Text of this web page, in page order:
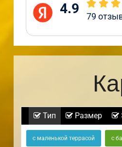
4.9 79
Тип Размер
с маленькой террасой с